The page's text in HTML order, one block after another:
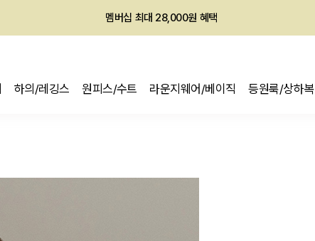
회원전용 아울렛, 가입하면 ~60% 할인!
하의/레깅스 원피스/수트 라운지웨어/베이직 등원룩/상하복